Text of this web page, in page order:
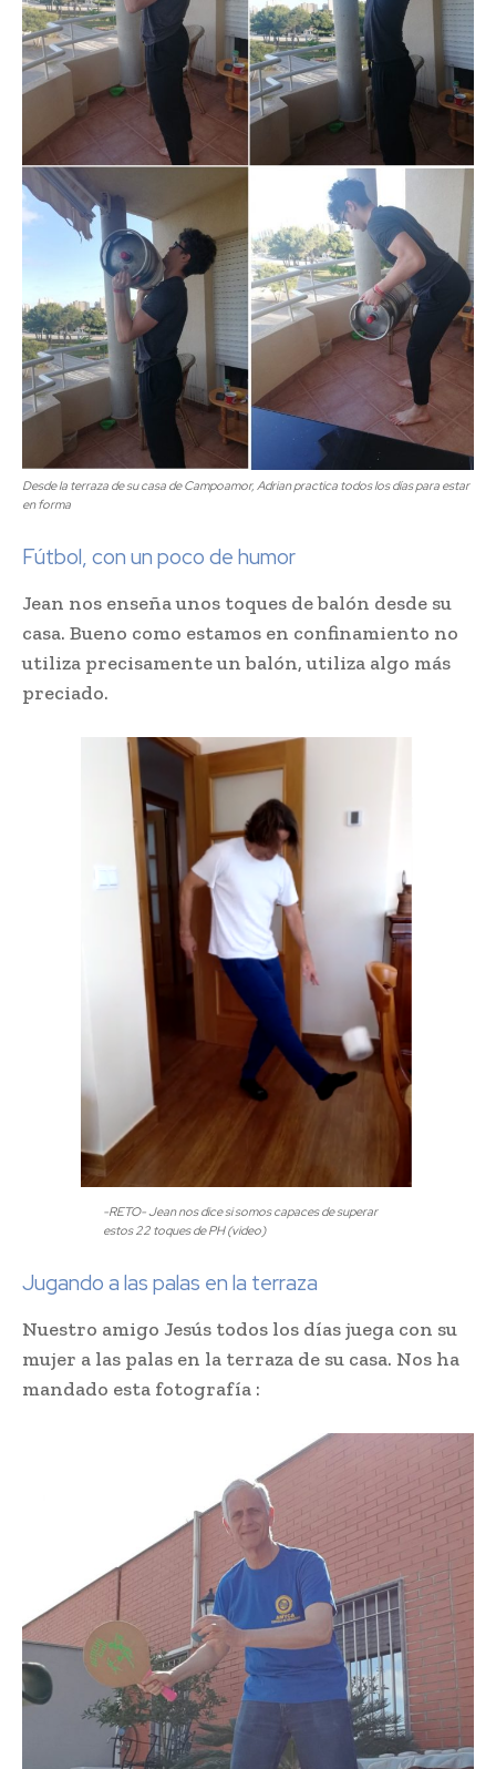
Desde la terraza de su casa de Campoamor, Adrian practica todos los días para estar
en forma
Fútbol, con un poco de humor
Jean nos enseña unos toques de balón desde su
casa. Bueno como estamos en confinamiento no
utiliza precisamente un balón, utiliza algo más
preciado.
-RETO- Jean nos dice si somos capaces de superar
estos 22 toques de PH (video)
Jugando a las palas en la terraza
Nuestro amigo Jesús todos los días juega con su
mujer a las palas en la terraza de su casa. Nos ha
mandado esta fotografía :